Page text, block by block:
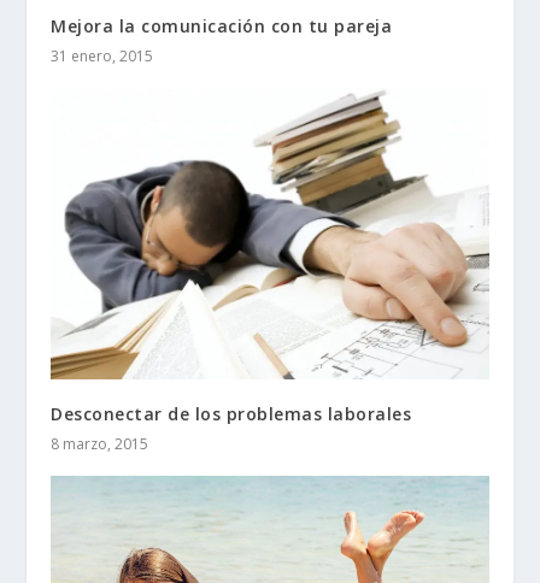
Mejora la comunicación con tu pareja
31 enero, 2015
Desconectar de los problemas laborales
8 marzo, 2015